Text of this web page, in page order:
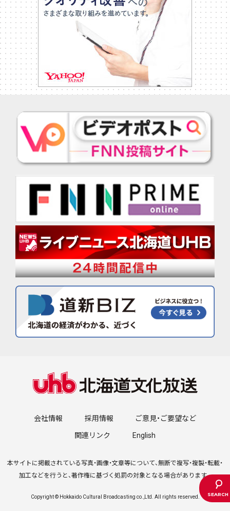
会社情報 採用情報 ご意見・ご要望など
関連リンク English
本サイトに掲載されている写真・画像・文章等について、無断で複写・複製・転載・
加工などを行うと、著作権に基づく処罰の対象となる場合があります。
Copyright © Hokkaido Cultural Broadcasting co.,Ltd. All rights reserved.